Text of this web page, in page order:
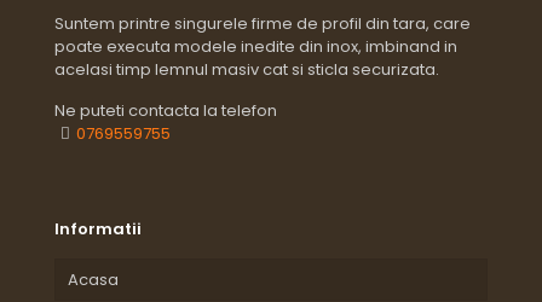
Suntem printre singurele firme de profil din tara, care
poate executa modele inedite din inox, imbinand in
acelasi timp lemnul masiv cat si sticla securizata.
Ne puteti contacta la telefon
0769559755
Informatii
Acasa